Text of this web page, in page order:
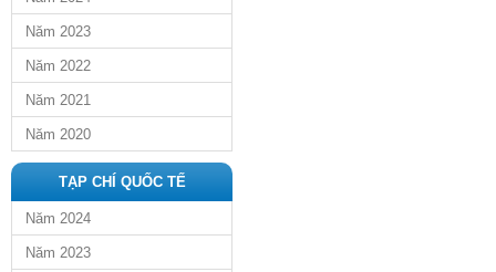
Năm 2023
Năm 2022
Năm 2021
Năm 2020
TẠP CHÍ QUỐC TẾ
Năm 2024
Năm 2023